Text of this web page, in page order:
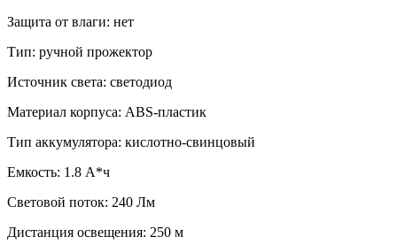
Защита от влаги: нет
Тип: ручной прожектор
Источник света: светодиод
Материал корпуса: ABS-пластик
Тип аккумулятора: кислотно-свинцовый
Емкость: 1.8 А*ч
Световой поток: 240 Лм
Дистанция освещения: 250 м